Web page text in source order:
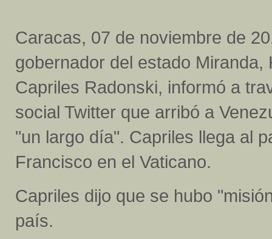
Caracas, 07 de noviembre de
gobernador del estado Miranda,
Capriles Radonski, informó a
social Twitter que arribó a
"un largo día". Capriles llega al
Francisco en el Vaticano.
Capriles dijo que se hubo
país.